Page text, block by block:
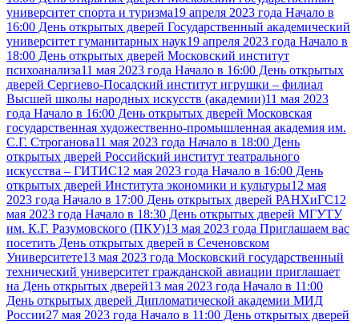
университет спорта и туризма19 апреля 2023 года Начало в
16:00 День открытых дверей Государственный академический
университет гуманитарных наук19 апреля 2023 года Начало в
18:00 День открытых дверей Московский институт
психоанализа11 мая 2023 года Начало в 16:00 День открытых
дверей Сергиево-Посадский институт игрушки – филиал
Высшей школы народных искусств (академии)11 мая 2023
года Начало в 16:00 День открытых дверей Московская
государственная художественно-промышленная академия им.
С.Г. Строганова11 мая 2023 года Начало в 18:00 День
открытых дверей Российский институт театрального
искусства – ГИТИС12 мая 2023 года Начало в 16:00 День
открытых дверей Института экономики и культуры12 мая
2023 года Начало в 17:00 День открытых дверей РАНХиГС12
мая 2023 года Начало в 18:30 День открытых дверей МГУТУ
им. К.Г. Разумовского (ПКУ)13 мая 2023 года Приглашаем вас
посетить День открытых дверей в Сеченовском
Университете13 мая 2023 года Московский государственный
технический университет гражданской авиации приглашает
на День открытых дверей13 мая 2023 года Начало в 11:00
День открытых дверей Дипломатической академии МИД
России27 мая 2023 года Начало в 11:00 День открытых дверей